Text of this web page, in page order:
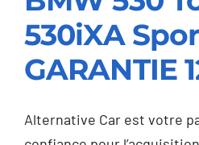
BMW 530
530iXA
GARANTIE
Alternative Car est votre